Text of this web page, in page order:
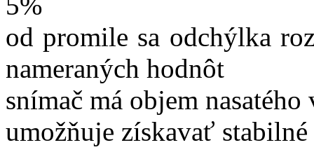
od promile sa odchýlka
nameraných hodnôt
snímač má objem
umožňuje získavať